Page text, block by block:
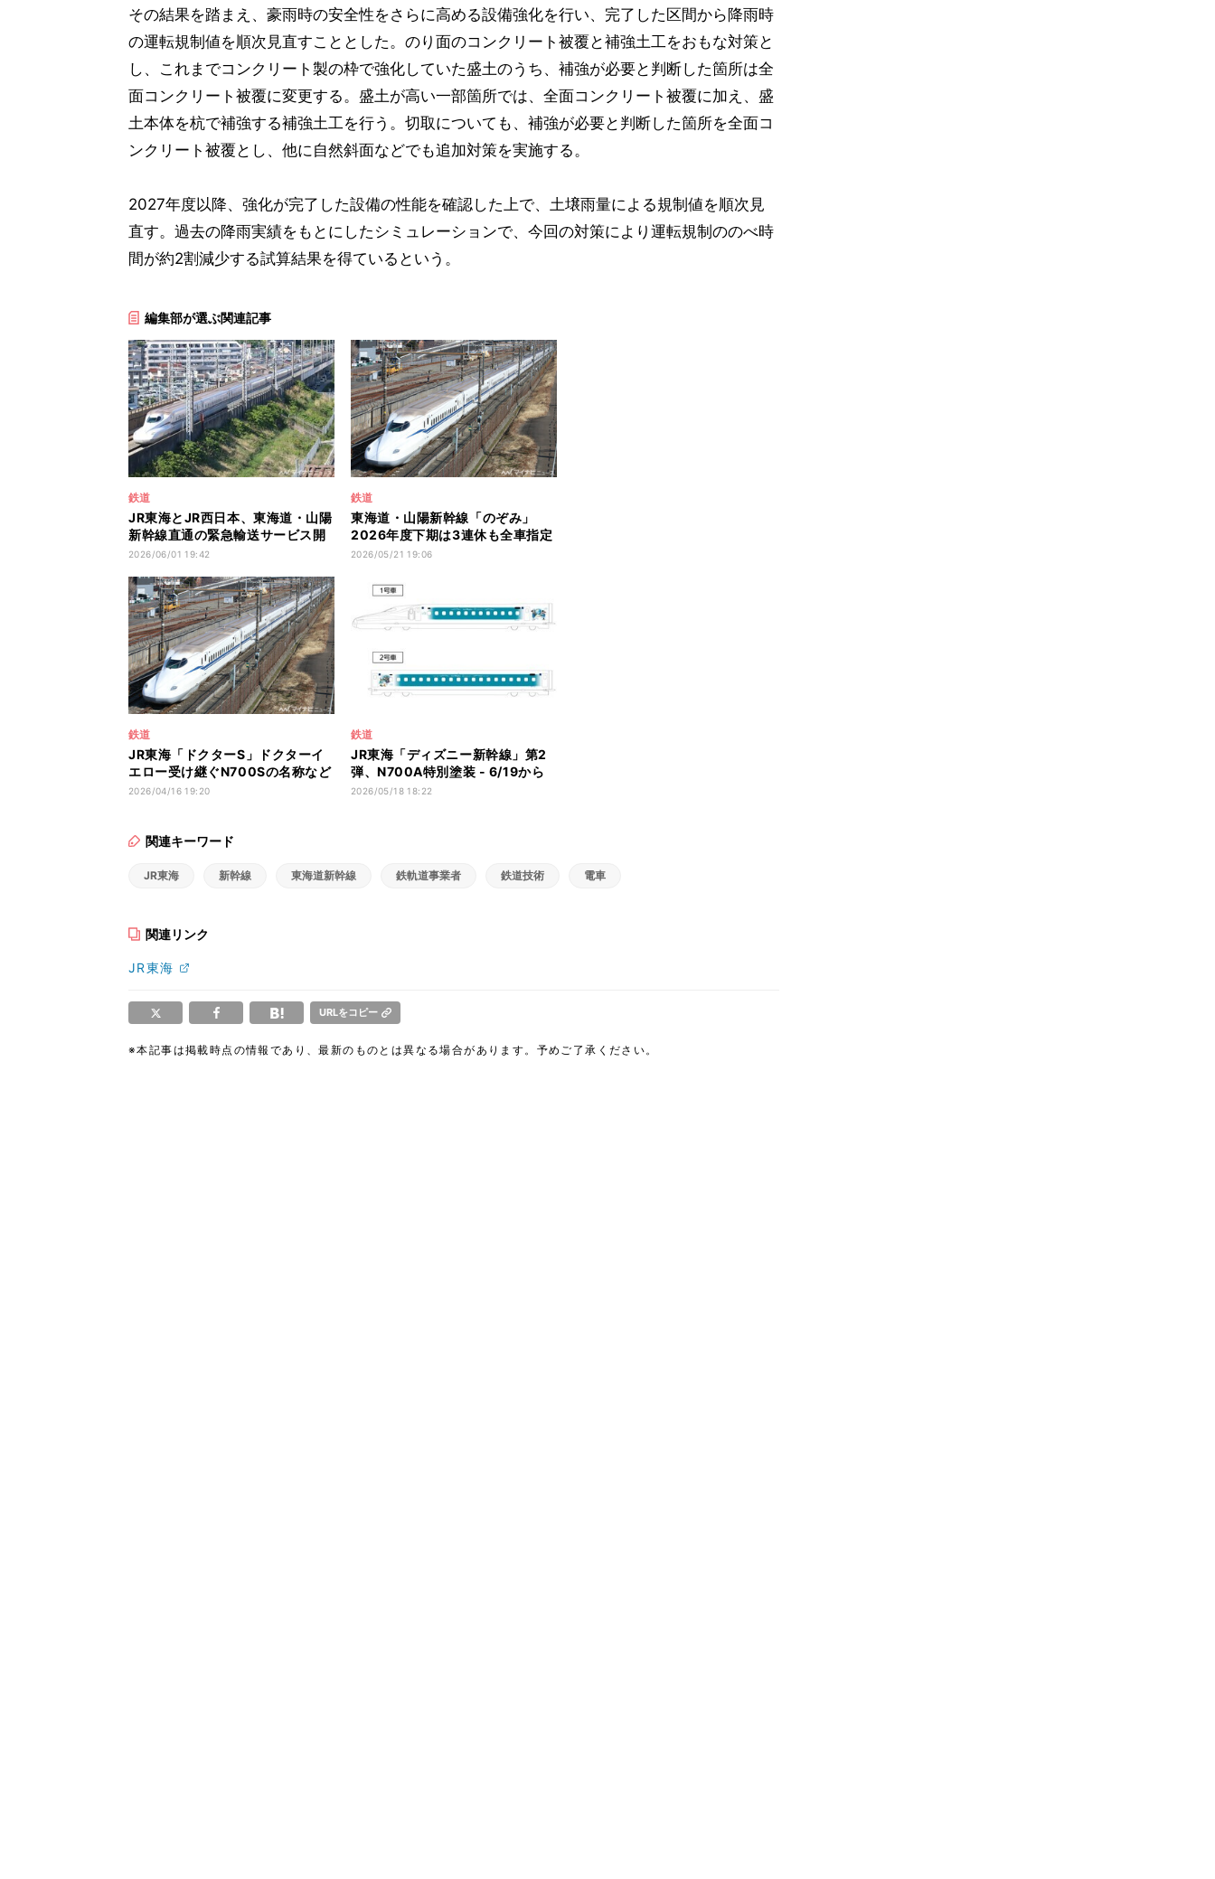
その結果を踏まえ、豪雨時の安全性をさらに高める設備強化を行い、完了した区間から降雨時
の運転規制値を順次見直すこととした。のり面のコンクリート被覆と補強土工をおもな対策と
し、これまでコンクリート製の枠で強化していた盛土のうち、補強が必要と判断した箇所は全
面コンクリート被覆に変更する。盛土が高い一部箇所では、全面コンクリート被覆に加え、盛
土本体を杭で補強する補強土工を行う。切取についても、補強が必要と判断した箇所を全面コ
ンクリート被覆とし、他に自然斜面などでも追加対策を実施する。
2027年度以降、強化が完了した設備の性能を確認した上で、土壌雨量による規制値を順次見
直す。過去の降雨実績をもとにしたシミュレーションで、今回の対策により運転規制ののべ時
間が約2割減少する試算結果を得ているという。
編集部が選ぶ関連記事
鉄道
JR東海とJR西日本、東海道・山陽
新幹線直通の緊急輸送サービス開
始
2026/06/01 19:42
鉄道
東海道・山陽新幹線「のぞみ」
2026年度下期は3連休も全車指定
席に
2026/05/21 19:06
鉄道
JR東海「ドクターS」ドクターイ
エロー受け継ぐN700Sの名称など
決定
2026/04/16 19:20
鉄道
JR東海「ディズニー新幹線」第2
弾、N700A特別塗装 - 6/19から
運行
2026/05/18 18:22
関連キーワード
JR東海 新幹線 東海道新幹線 鉄軌道事業者 鉄道技術 電車
関連リンク
JR東海
URLをコピー
※本記事は掲載時点の情報であり、最新のものとは異なる場合があります。予めご了承ください。